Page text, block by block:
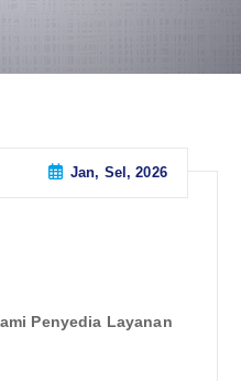
Jan, Sel, 2026
Penyedia Layanan